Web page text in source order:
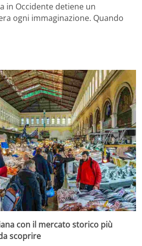
in Occidente detiene un
ogni immaginazione. Quando
con il mercato storico più
scoprire